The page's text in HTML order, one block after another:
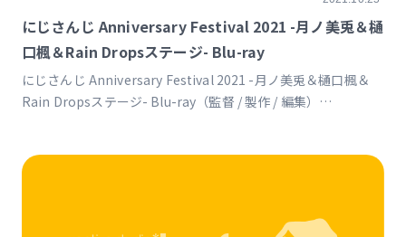
にじさんじ Anniversary Festival 2021 -月ノ美兎＆樋
口楓＆Rain Dropsステージ- Blu-ray
にじさんじ Anniversary Festival 2021 -月ノ美兎＆樋口楓＆
Rain Dropsステージ- Blu-ray（監督 / 製作 / 編集）